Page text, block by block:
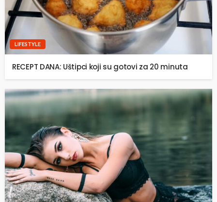
LIFESTYLE
RECEPT DANA: Uštipci koji su gotovi za 20 minuta